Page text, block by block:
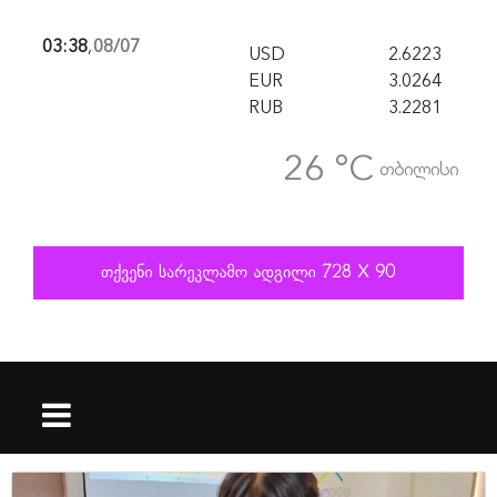
03:38,08/07 USD
2.6223
EUR
3.0264
RUB
3.2281
26 °C თბილისი